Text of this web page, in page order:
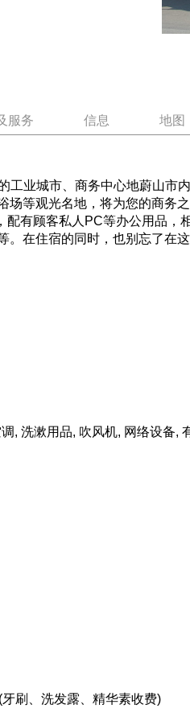
服务 信息 地图
工业城市、商务中心地蔚山市
场等观光名地，将为您的商务
配有顾客私人PC等办公用品，
。在住宿的同时，也别忘了在
, 洗漱用品, 吹风机, 网络设备,
刷、洗发露、精华素收费)